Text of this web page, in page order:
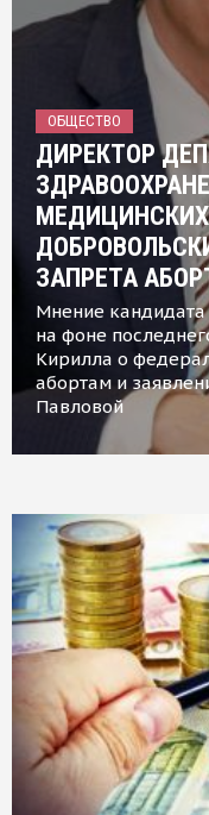
ОБЩЕСТВО
ДИРЕКТОР
ЗАПРЕТА
Мнение
на фоне
Кирилла о
абортам и
Павловой